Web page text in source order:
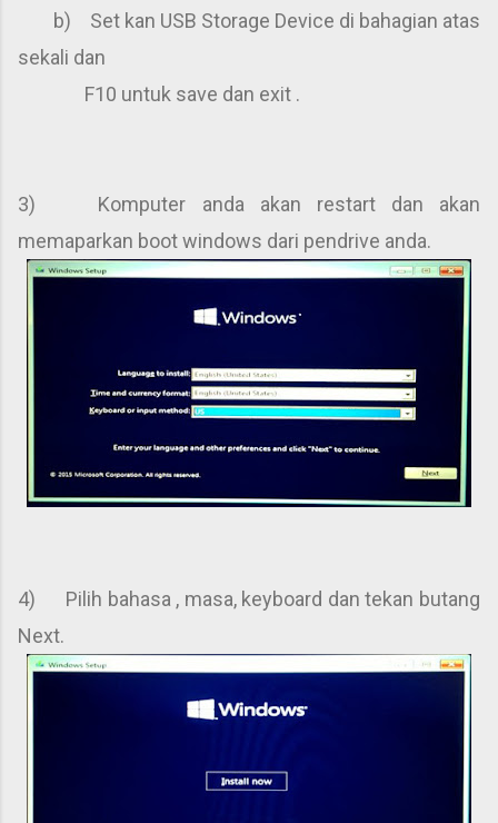
b) Set kan USB Storage Device di bahagian atas
sekali dan
F10 untuk save dan exit .
3) Komputer anda akan restart dan akan
memaparkan boot windows dari pendrive anda.
4) Pilih bahasa , masa, keyboard dan tekan butang
Next.